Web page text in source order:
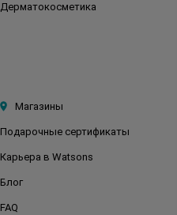
Дерматокосметика
Магазины
Подарочные сертификаты
Карьера в Watsons
Блог
FAQ